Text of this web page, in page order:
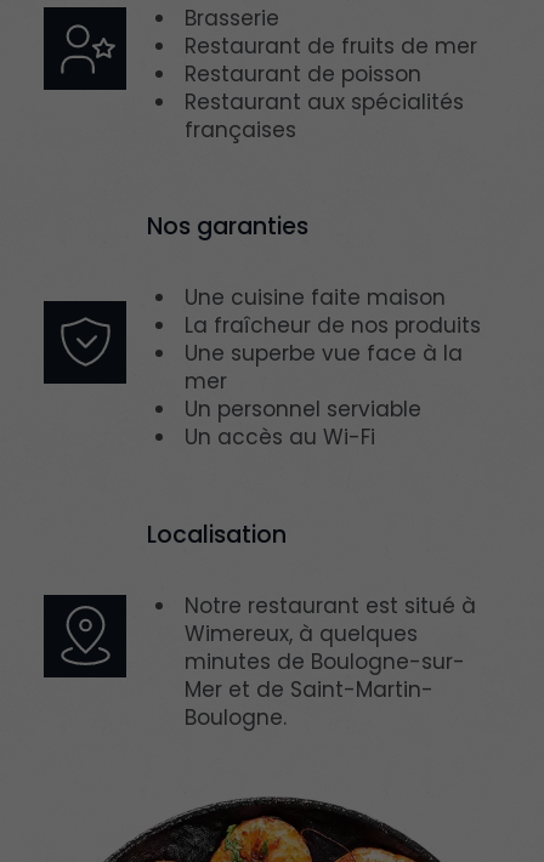
Brasserie
Restaurant de fruits de mer
Restaurant de poisson
Restaurant aux spécialités
françaises
Nos garanties
Une cuisine faite maison
La fraîcheur de nos produits
Une superbe vue face à la
mer
Un personnel serviable
Un accès au Wi-Fi
Localisation
Notre restaurant est situé à
Wimereux, à quelques
minutes de Boulogne-sur-
Mer et de Saint-Martin-
Boulogne.